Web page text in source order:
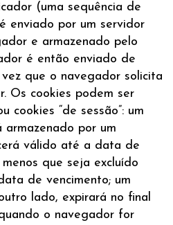
(uma sequência de
enviado por um servidor
e armazenado pelo
é então enviado de
que o navegador solicita
Os cookies podem ser
cookies “de sessão”: um
armazenado por um
válido até a data de
que seja excluído
de vencimento; um
lado, expirará no final
o navegador for